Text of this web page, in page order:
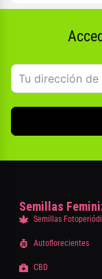
Semillas
Semillas
Autoflorecientes
CBD